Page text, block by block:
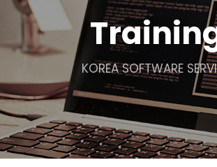
KOREA SOFTWARE